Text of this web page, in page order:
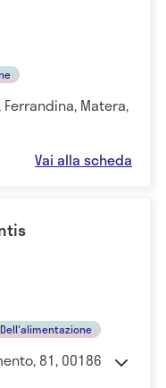
Ferrandina, Matera,
Vai alla scheda
81, 00186